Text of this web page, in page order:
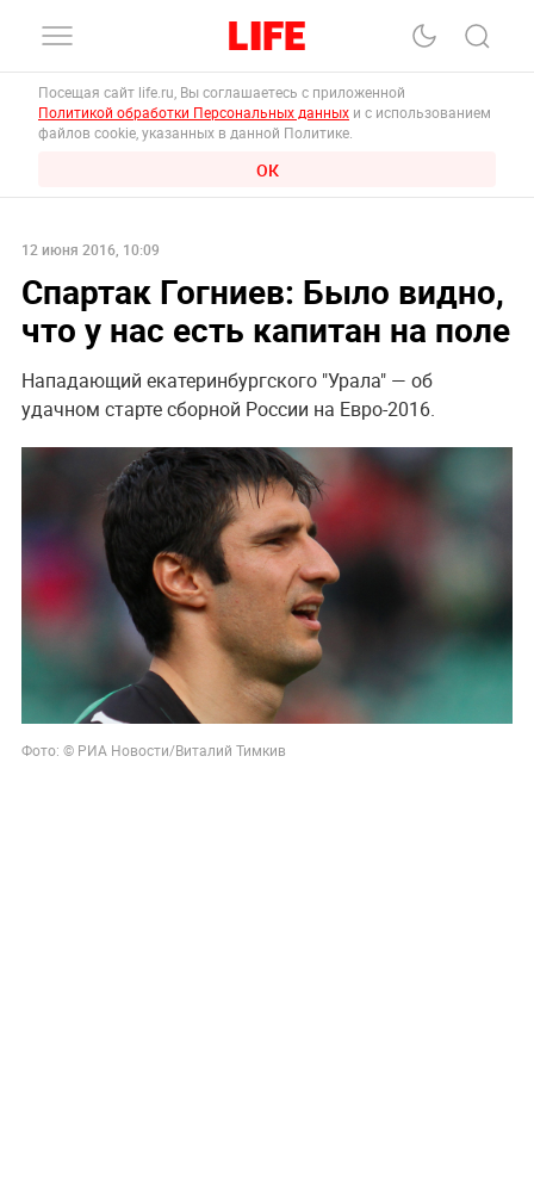
Посещая сайт life.ru, Вы соглашаетесь с приложенной
Политикой обработки Персональных данных и с использованием
файлов cookie, указанных в данной Политике.
ОК
12 июня 2016, 10:09
Спартак Гогниев: Было видно,
что у нас есть капитан на поле
Нападающий екатеринбургского "Урала" — об
удачном старте сборной России на Евро-2016.
Фото: © РИА Новости/Виталий Тимкив